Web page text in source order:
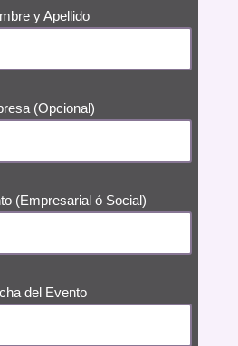
y Apellido
(Opcional)
(Empresarial ó Social)
del Evento